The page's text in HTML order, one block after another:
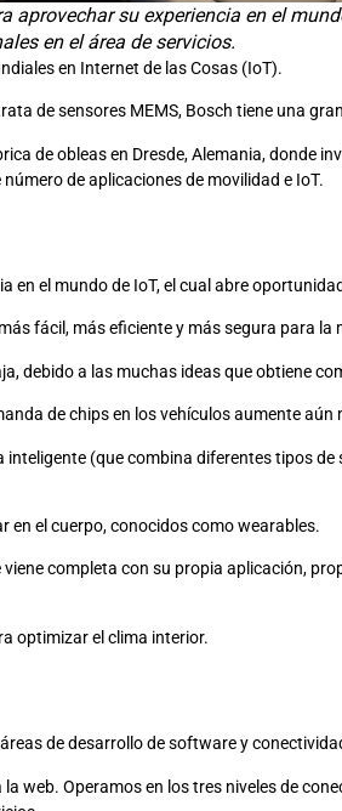
su experiencia en el
en el área de servicios.
en Internet de las Cosas (IoT).
de sensores MEMS, Bosch tiene una
de obleas en Dresde, Alemania, donde
de aplicaciones de movilidad e IoT.
el mundo de IoT, el cual abre
fácil, más eficiente y más segura para
debido a las muchas ideas que obtiene
de chips en los vehículos aumente aún
(que combina diferentes tipos
en el cuerpo, conocidos como wearables.
completa con su propia aplicación,
optimizar el clima interior.
de desarrollo de software y
web. Operamos en los tres niveles de